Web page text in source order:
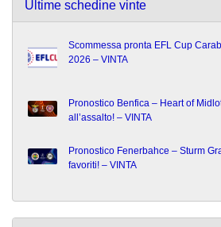
Ultime schedine vinte
Scommessa pronta EFL Cup
2026 – VINTA
Pronostico Benfica – Heart of
all’assalto! – VINTA
Pronostico Fenerbahce – Sturm
favoriti! – VINTA